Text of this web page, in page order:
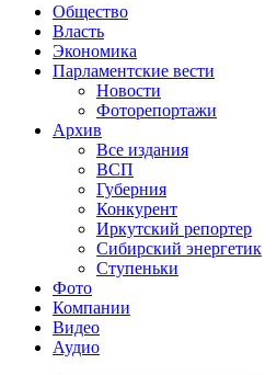
Общество
Власть
Экономика
Парламентские вести
Новости
Фоторепортажи
Архив
Все издания
ВСП
Губерния
Конкурент
Иркутский репортер
Сибирский энергетик
Ступеньки
Фото
Компании
Видео
Аудио